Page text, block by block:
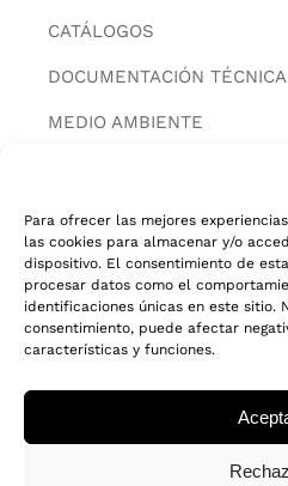
Para ofrecer las mejores
las cookies para almacenar y/o
dispositivo. El consentimiento de
procesar datos como el
identificaciones únicas en este sitio.
consentimiento, puede afectar
características y funciones.
CATÁLOGOS
DOCUMENTACIÓN TÉCNICA
MEDIO AMBIENTE
INFORMACIÓN
AVISO LEGAL
POLITICA DE PRIVACIDAD
CADENA DE CUSTODIA